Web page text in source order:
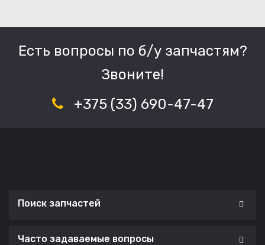
Есть вопросы по б/у запчастям?
Звоните!
+375 (33) 690-47-47
Поиск запчастей
Часто задаваемые вопросы